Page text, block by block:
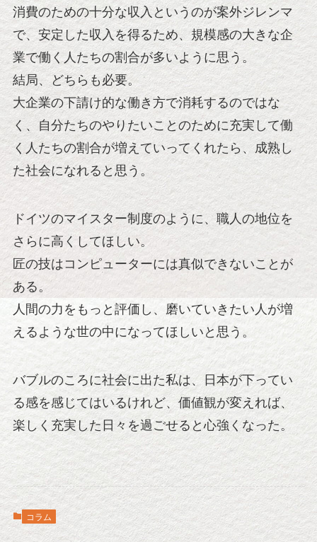
消費のための十分な収入というのが案外ジレンマ
で、安定した収入を得るため、規模感の大きな企
業で働く人たちの割合が多いように思う。
結局、どちらも必要。
大企業の下請け的な働き方で消耗するのではな
く、自分たちのやりたいことのために充実して働
く人たちの割合が増えていってくれたら、成熟し
た社会になれると思う。
ドイツのマイスター制度のように、職人の地位を
さらに高くしてほしい。
匠の技はコンピューターには真似できないことが
ある。
人間の力をもっと評価し、磨いていきたい人が増
えるような世の中になってほしいと思う。
バブルのころに社会に出た私は、日本が下ってい
る感を感じてはいるけれど、価値観が変えれば、
楽しく充実した日々を過ごせると心強くなった。
コラム